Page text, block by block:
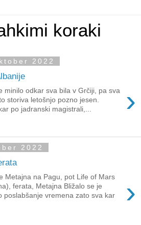
koraki
2022
›
minilo odkar sva bila v Grčiji, pa sva
storiva letošnjo pozno jesen.
po jadranski magistrali,...
2022
›
Metajna na Pagu, pot Life of Mars
ferata, Metajna Bližalo se je
poslabšanje vremena zato sva kar